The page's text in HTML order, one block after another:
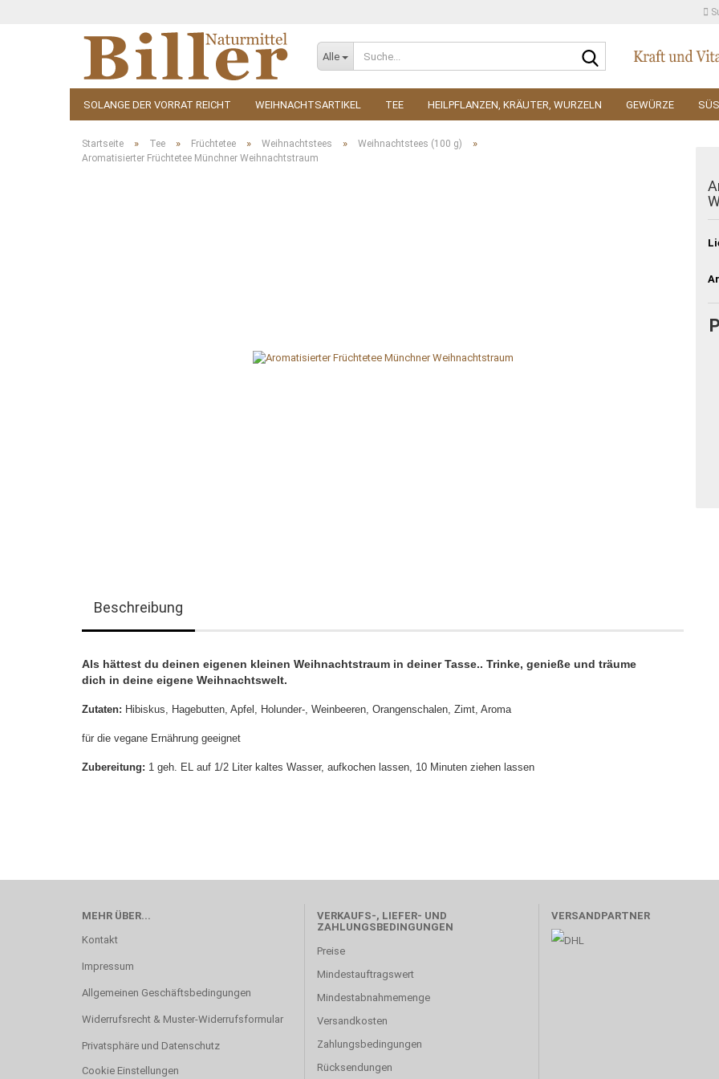
Alle
Suche...
SOLANGE DER VORRAT REICHT WEIHNACHTSARTIKEL TEE HEILPFLANZEN, KRÄUTER, WURZELN GEWÜRZE
KOSMETIK ZUBEHÖR
Startseite » Tee » Früchtetee » Weihnachtstees » Weihnachtstees (100 g) »
Aromatisierter Früchtetee Münchner Weihnachtstraum
Beschreibung
Als hättest du deinen eigenen kleinen Weihnachtstraum in deiner Tasse.. Trinke, genieße und träume
dich in deine eigene Weihnachtswelt.
Zutaten: Hibiskus, Hagebutten, Apfel, Holunder-, Weinbeeren, Orangenschalen, Zimt, Aroma
für die vegane Ernährung geeignet
Zubereitung: 1 geh. EL auf 1/2 Liter kaltes Wasser, aufkochen lassen, 10 Minuten ziehen lassen
MEHR ÜBER...
Kontakt
Impressum
Allgemeinen Geschäftsbedingungen
Widerrufsrecht & Muster-Widerrufsformular
Privatsphäre und Datenschutz
Cookie Einstellungen
VERKAUFS-, LIEFER- UND
ZAHLUNGSBEDINGUNGEN
Preise
Mindestauftragswert
Mindestabnahmemenge
Versandkosten
Zahlungsbedingungen
Rücksendungen
VERSANDPARTNER